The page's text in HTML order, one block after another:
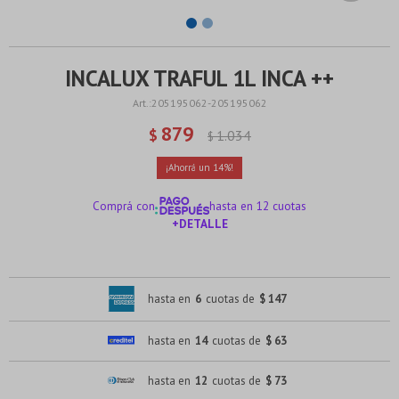
INCALUX TRAFUL 1L INCA ++
205195062-205195062
$ 879 $1.034
14
Comprá con
hasta en 12 cuotas
+DETALLE
hasta en 6 cuotas de $ 147
hasta en 14 cuotas de $ 63
hasta en 12 cuotas de $ 73